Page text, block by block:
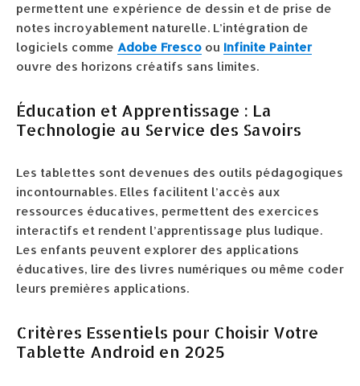
permettent une expérience de dessin et de prise de
notes incroyablement naturelle. L’intégration de
logiciels comme Adobe Fresco ou Infinite Painter
ouvre des horizons créatifs sans limites.
Éducation et Apprentissage : La
Technologie au Service des Savoirs
Les tablettes sont devenues des outils pédagogiques
incontournables. Elles facilitent l’accès aux
ressources éducatives, permettent des exercices
interactifs et rendent l’apprentissage plus ludique.
Les enfants peuvent explorer des applications
éducatives, lire des livres numériques ou même coder
leurs premières applications.
Critères Essentiels pour Choisir Votre
Tablette Android en 2025